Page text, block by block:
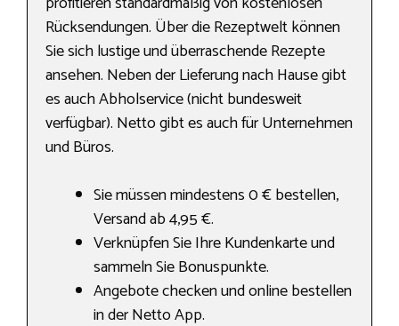
Rücksendungen. Über die Rezeptwelt können
Sie sich lustige und überraschende Rezepte
ansehen. Neben der Lieferung nach Hause gibt
es auch Abholservice (nicht bundesweit
verfügbar). Netto gibt es auch für Unternehmen
und Büros.
Sie müssen mindestens 0 € bestellen,
Versand ab 4,95 €.
Verknüpfen Sie Ihre Kundenkarte und
sammeln Sie Bonuspunkte.
Angebote checken und online bestellen
in der Netto App.